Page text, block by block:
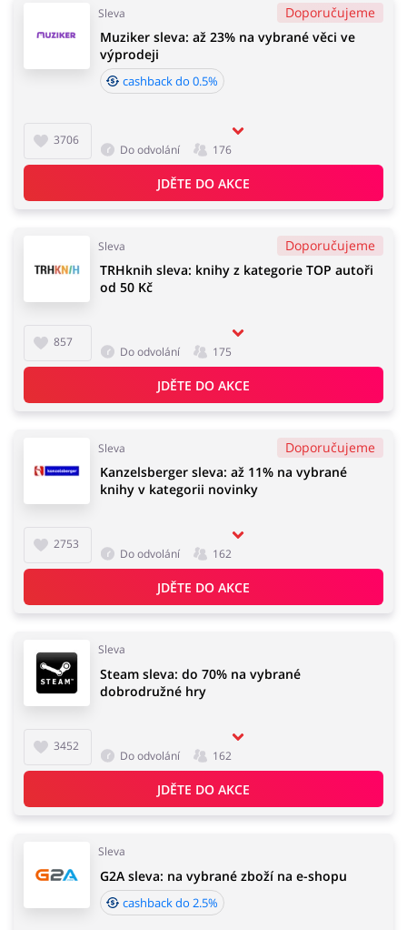
Sleva Doporučujeme
3706
Muziker sleva: až 23% na vybrané věci ve
výprodeji
cashback do 0.5%
Do odvolání 176
JDĚTE DO AKCE
Sleva Doporučujeme
857
TRHknih sleva: knihy z kategorie TOP autoři
od 50 Kč
Do odvolání 175
JDĚTE DO AKCE
Sleva Doporučujeme
2753
Kanzelsberger sleva: až 11% na vybrané
knihy v kategorii novinky
Do odvolání 162
JDĚTE DO AKCE
Sleva
3452
Steam sleva: do 70% na vybrané
dobrodružné hry
Do odvolání 162
JDĚTE DO AKCE
Sleva
G2A sleva: na vybrané zboží na e-shopu
cashback do 2.5%